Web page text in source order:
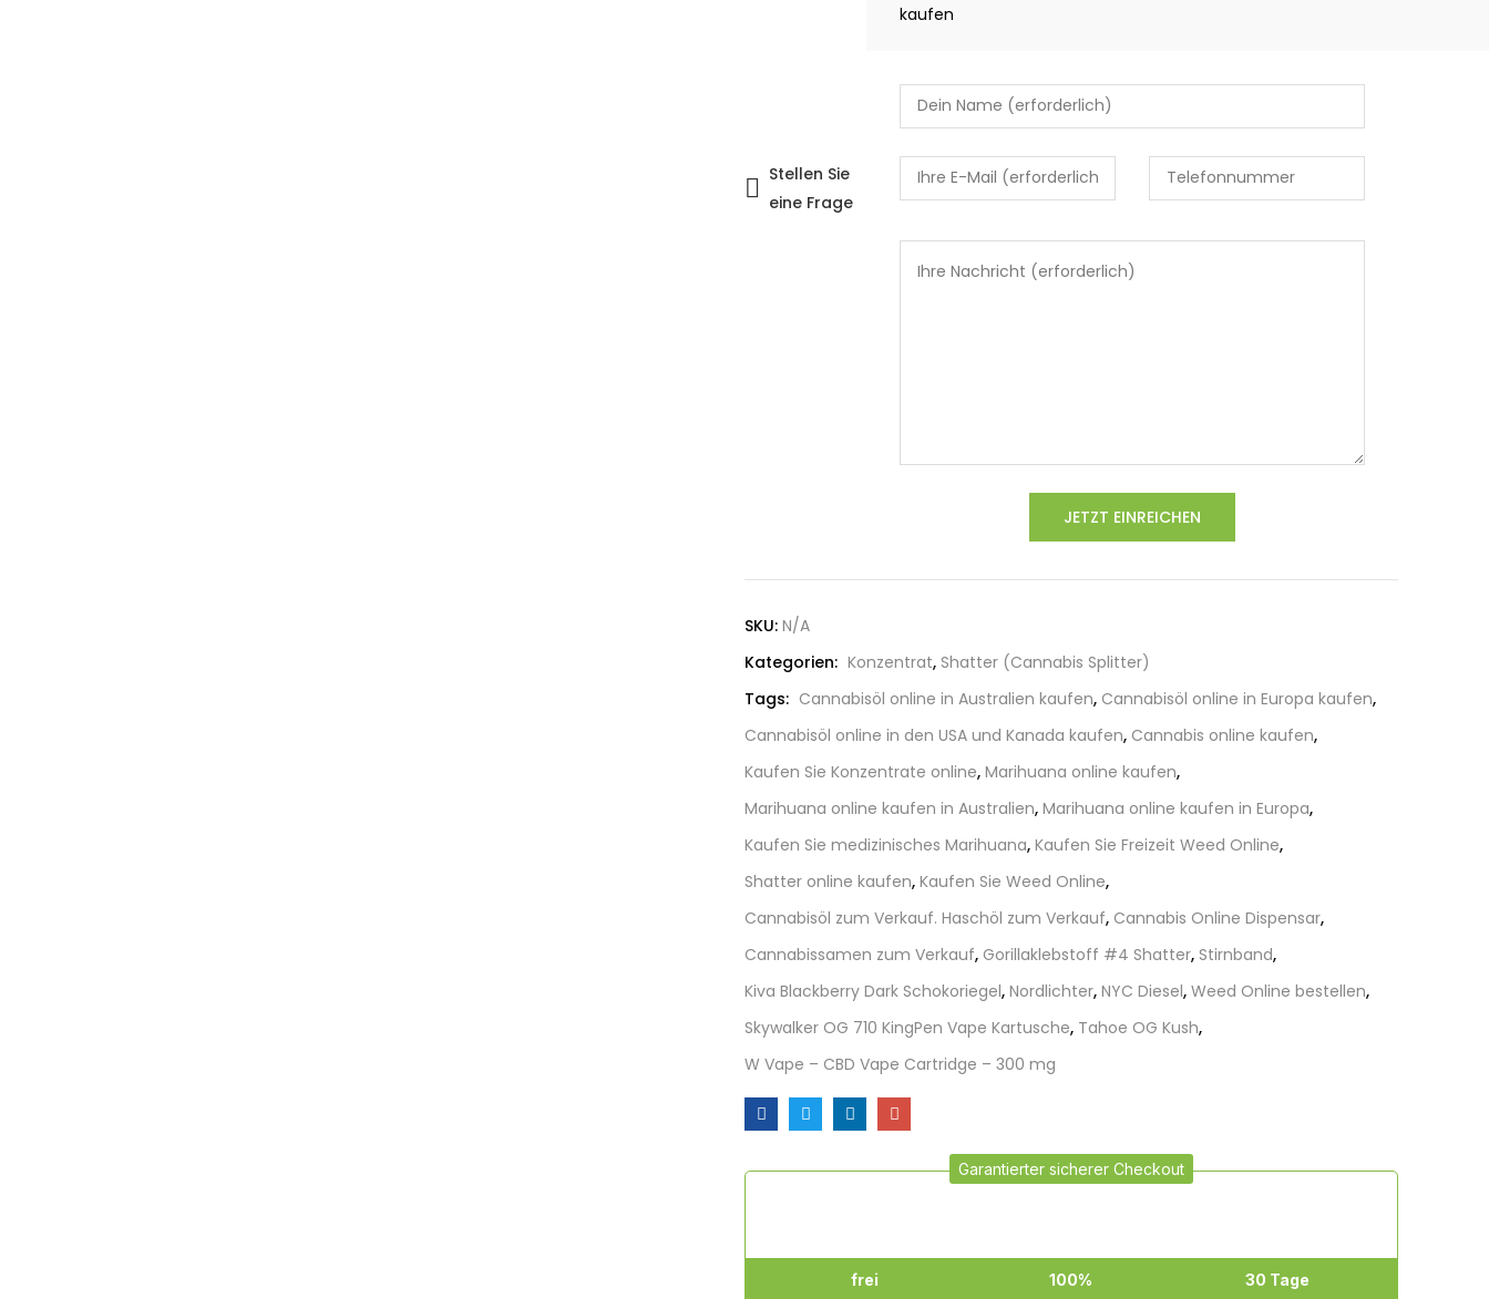
Stellen Sie
eine Frage
SKU: N/A
Kategorien: Konzentrat, Shatter (Cannabis Splitter)
Tags: Cannabisöl online in Australien kaufen, Cannabisöl online in Europa kaufen,
Cannabisöl online in den USA und Kanada kaufen, Cannabis online kaufen,
Kaufen Sie Konzentrate online, Marihuana online kaufen,
Marihuana online kaufen in Australien, Marihuana online kaufen in Europa,
Kaufen Sie medizinisches Marihuana, Kaufen Sie Freizeit Weed Online,
Shatter online kaufen, Kaufen Sie Weed Online,
Cannabisöl zum Verkauf. Haschöl zum Verkauf, Cannabis Online Dispensar,
Cannabissamen zum Verkauf, Gorillaklebstoff #4 Shatter, Stirnband,
Kiva Blackberry Dark Schokoriegel, Nordlichter, NYC Diesel, Weed Online bestellen,
Skywalker OG 710 KingPen Vape Kartusche, Tahoe OG Kush,
W Vape – CBD Vape Cartridge – 300 mg
Garantierter sicherer Checkout
frei 100% 30 Tage